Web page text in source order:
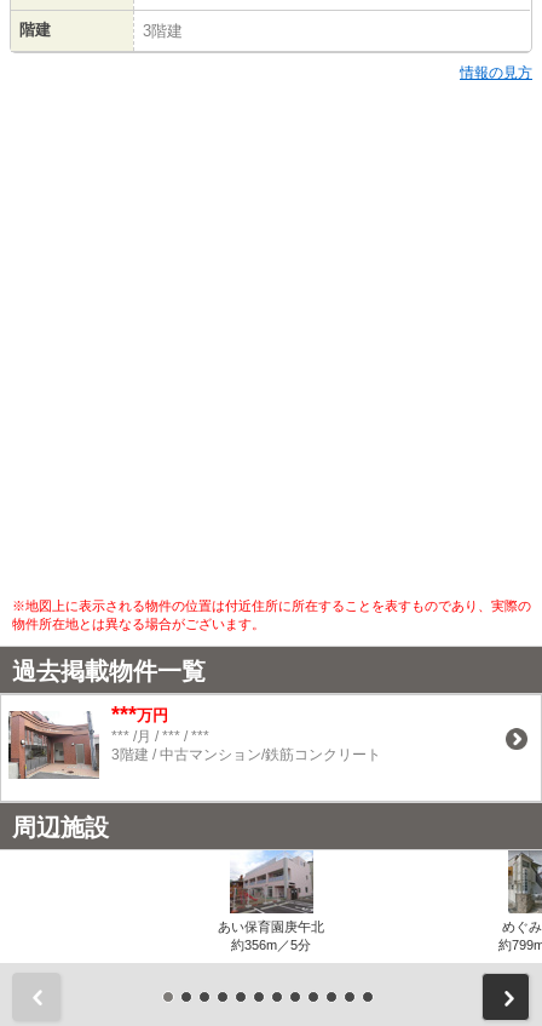
階建 3階建
情報の見方
※地図上に表示される物件の位置は付近住所に所在することを表すものであり、実際の
物件所在地とは異なる場合がございます。
過去掲載物件一覧
***万円
*** /月 / *** / ***
3階建 / 中古マンション/鉄筋コンクリート
周辺施設
あい保育園庚午北
約356m／5分
めぐ
約